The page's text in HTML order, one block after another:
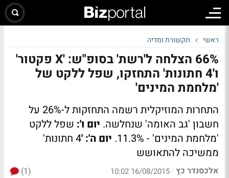
ראשי תקשורת ומדיה
66% הצלחה ל'רשת' בסופ"ש: 'X פקטור'
ו'4 חתונות' התחזקו, שפל ללקט של
'מלחמת המינים'
התחרות המוזיקלית רשמה התחזקות ל-26% על
חשבון 'גב האומה' שנחלשה. יום ו': שפל ללקט
'מלחמת המינים' - 11.3%.
יום ה': ' 4 חתונות'
ממשיכה להתאושש
אלכסנדר כץ |
16/08/2015 10:02
(1)